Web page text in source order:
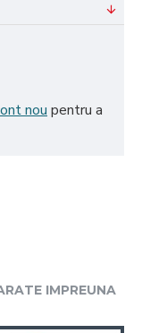
nou pentru a
IMPREUNA